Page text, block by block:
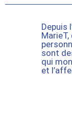
Depuis
sont
qui
et